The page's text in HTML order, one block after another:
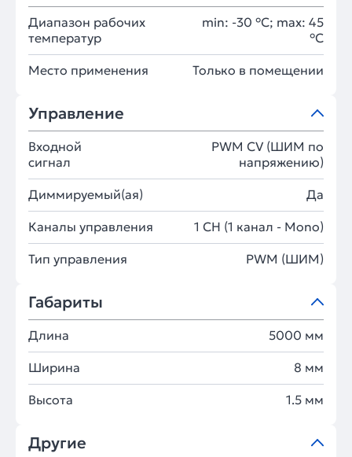
Диапазон рабочих
температур
min: -30 °C; max: 45
°C
Место применения Только в помещении
Управление
Входной
сигнал
PWM СV (ШИМ по
напряжению)
Диммируемый(ая) Да
Каналы управления 1 CH (1 канал - Mono)
Тип управления PWM (ШИМ)
Габариты
Длина 5000 мм
Ширина 8 мм
Высота 1.5 мм
Другие